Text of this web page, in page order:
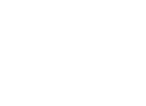
まいります。